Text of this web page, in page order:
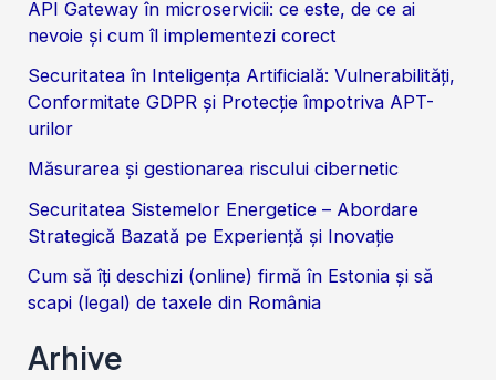
API Gateway în microservicii: ce este, de ce ai
nevoie și cum îl implementezi corect
Securitatea în Inteligența Artificială: Vulnerabilități,
Conformitate GDPR și Protecție împotriva APT-
urilor
Măsurarea și gestionarea riscului cibernetic
Securitatea Sistemelor Energetice – Abordare
Strategică Bazată pe Experiență și Inovație
Cum să îți deschizi (online) firmă în Estonia și să
scapi (legal) de taxele din România
Arhive